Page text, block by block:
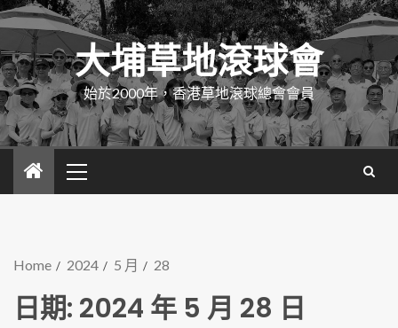
大埔草地滾球會
始於2000年，香港草地滾球總會會員
Home 2024 5 月 28
日期: 2024 年 5 月 28 日